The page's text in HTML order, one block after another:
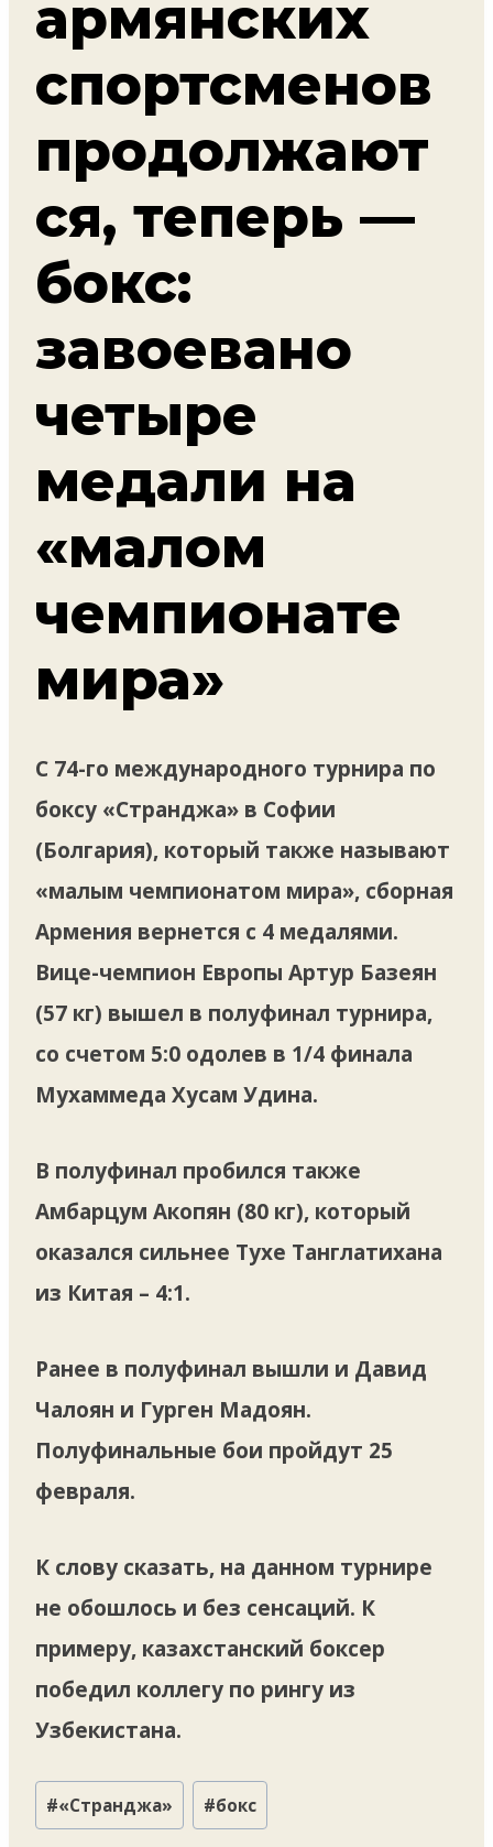
армянских
спортсменов
продолжают
ся, теперь —
бокс:
завоевано
четыре
медали на
«малом
чемпионате
мира»
С 74-го международного турнира по
боксу «Странджа» в Софии
(Болгария), который также называют
«малым чемпионатом мира», сборная
Армения вернется с 4 медалями.
Вице-чемпион Европы Артур Базеян
(57 кг) вышел в полуфинал турнира,
со счетом 5:0 одолев в 1/4 финала
Мухаммеда Хусам Удина.
В полуфинал пробился также
Амбарцум Акопян (80 кг), который
оказался сильнее Тухе Танглатихана
из Китая – 4:1.
Ранее в полуфинал вышли и Давид
Чалоян и Гурген Мадоян.
Полуфинальные бои пройдут 25
февраля.
К слову сказать, на данном турнире
не обошлось и без сенсаций. К
примеру, казахстанский боксер
победил коллегу по рингу из
Узбекистана.
Метки
записи:
#«Странджа» #бокс